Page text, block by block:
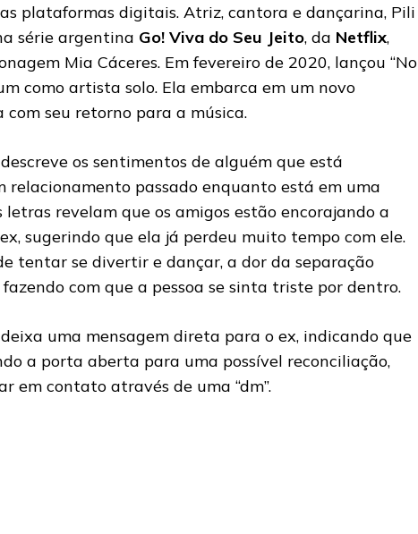
plataformas digitais. Atriz, cantora e dançarina, Pili
série argentina Go! Viva do Seu Jeito, da Netflix,
Mia Cáceres. Em fevereiro de 2020, lançou “No
como artista solo. Ela embarca em um novo
seu retorno para a música.
os sentimentos de alguém que está
relacionamento passado enquanto está em uma
letras revelam que os amigos estão encorajando a
sugerindo que ela já perdeu muito tempo com ele.
tentar se divertir e dançar, a dor da separação
com que a pessoa se sinta triste por dentro.
uma mensagem direta para o ex, indicando que
a porta aberta para uma possível reconciliação,
em contato através de uma “dm”.